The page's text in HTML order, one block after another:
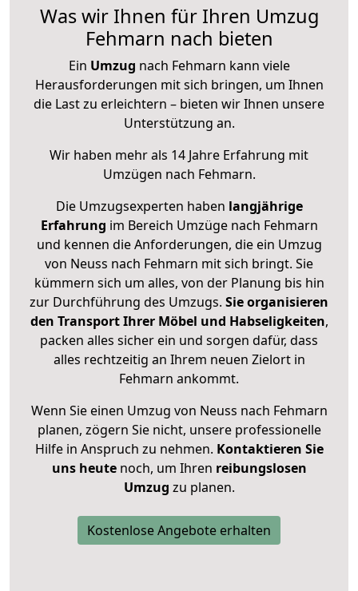
Was wir Ihnen für Ihren Umzug
Fehmarn nach bieten
Ein Umzug nach Fehmarn kann viele
Herausforderungen mit sich bringen, um Ihnen
die Last zu erleichtern – bieten wir Ihnen unsere
Unterstützung an.
Wir haben mehr als 14 Jahre Erfahrung mit
Umzügen nach Fehmarn.
Die Umzugsexperten haben langjährige
Erfahrung im Bereich Umzüge nach Fehmarn
und kennen die Anforderungen, die ein Umzug
von Neuss nach Fehmarn mit sich bringt. Sie
kümmern sich um alles, von der Planung bis hin
zur Durchführung des Umzugs. Sie organisieren
den Transport Ihrer Möbel und Habseligkeiten,
packen alles sicher ein und sorgen dafür, dass
alles rechtzeitig an Ihrem neuen Zielort in
Fehmarn ankommt.
Wenn Sie einen Umzug von Neuss nach Fehmarn
planen, zögern Sie nicht, unsere professionelle
Hilfe in Anspruch zu nehmen. Kontaktieren Sie
uns heutenoch, um Ihren reibungslosen
Umzug zu planen.
Kostenlose Angebote erhalten